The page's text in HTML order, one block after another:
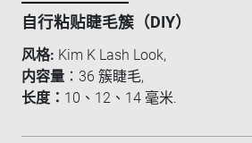
自行粘贴睫毛簇（DIY）
风格: Kim K Lash Look,
内容量 ：36 簇睫毛,
长度： 10、12、14 毫米.